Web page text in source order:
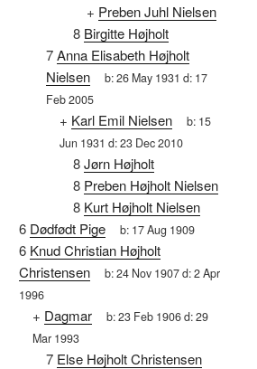
+ Preben Juhl Nielsen
8 Birgitte Højholt
7Anna Elisabeth Højholt
Nielsen
b:26 May 1931 d: 17
Feb 2005
+ Karl Emil Nielsen b: 15
Jun 1931 d:23 Dec 2010
8Jørn Højholt
8 Preben Højholt Nielsen
8 Kurt Højholt Nielsen
6 Dødfødt Pige b: 17 Aug 1909
6 Knud Christian Højholt
Christensen
b:24 Nov 1907d:2 Apr
1996
+ Dagmar b:23 Feb 1906d:29
Mar 1993
7 Else Højholt Christensen